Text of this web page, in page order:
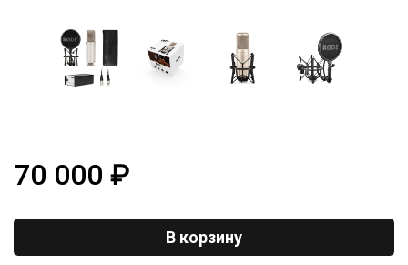
70 000 ₽
В корзину